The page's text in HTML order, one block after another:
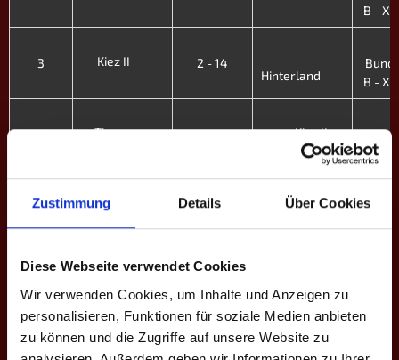
Zustimmung Details Über Cookies
Diese Webseite verwendet Cookies
Wir verwenden Cookies, um Inhalte und Anzeigen zu
personalisieren, Funktionen für soziale Medien anbieten
zu können und die Zugriffe auf unsere Website zu
B - X.
3 Kiez II 2 - 14
Hinterland
B - X.
2 Tigers 9 - 7 Kiez II
B - X.
1 Kiez II 9 - 7
Niederrhein III
Kiez III